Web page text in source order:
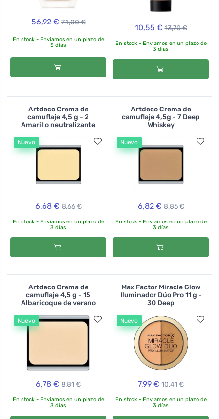
56,92 € 74,00 €
En stock - Enviamos en un plazo de
3 días
10,55 € 13,70 €
En stock - Enviamos en un plazo de
3 días
Artdeco Crema de
camuflaje 4,5 g - 2
Amarillo neutralizante
Nuevo
6,68 € 8,66 €
En stock - Enviamos en un plazo de
3 días
Artdeco Crema de
camuflaje 4,5g - 7 Deep
Whiskey
Nuevo
6,82 € 8,86 €
En stock - Enviamos en un plazo de
3 días
Artdeco Crema de
camuflaje 4,5 g - 15
Albaricoque de verano
Nuevo
6,78 € 8,81 €
En stock - Enviamos en un plazo de
3 días
Max Factor Miracle Glow
Iluminador Dúo Pro 11 g -
30 Deep
Nuevo
7,99 € 10,41 €
En stock - Enviamos en un plazo de
3 días